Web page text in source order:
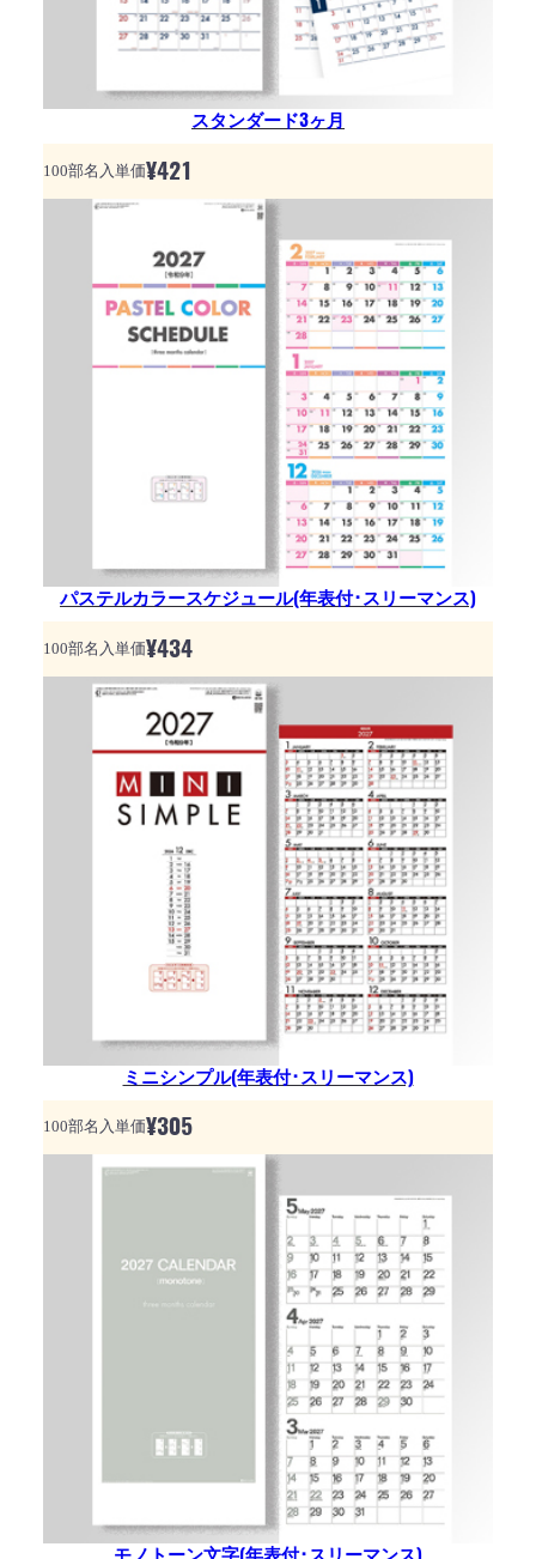
スタンダード3ヶ月
100部名入単価¥421
パステルカラースケジュール(年表付･スリーマンス)
100部名入単価¥434
ミニシンプル(年表付･スリーマンス)
100部名入単価¥305
モノトーン文字(年表付･スリーマンス)